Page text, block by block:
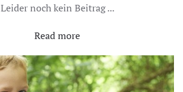
Leider noch kein Beitrag ...
Read more